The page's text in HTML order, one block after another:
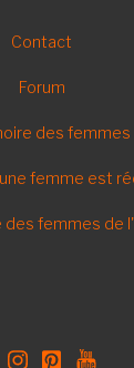
Contact
Forum
des femmes
femme est
des femmes de